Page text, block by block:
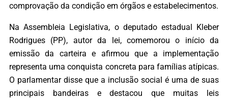
comprovação da condição em órgãos e estabelecimentos.
Na Assembleia Legislativa, o deputado estadual Kleber
Rodrigues (PP), autor da lei, comemorou o início da
emissão da carteira e afirmou que a implementação
representa uma conquista concreta para famílias atípicas.
O parlamentar disse que a inclusão social é uma de suas
principais bandeiras e destacou que muitas leis